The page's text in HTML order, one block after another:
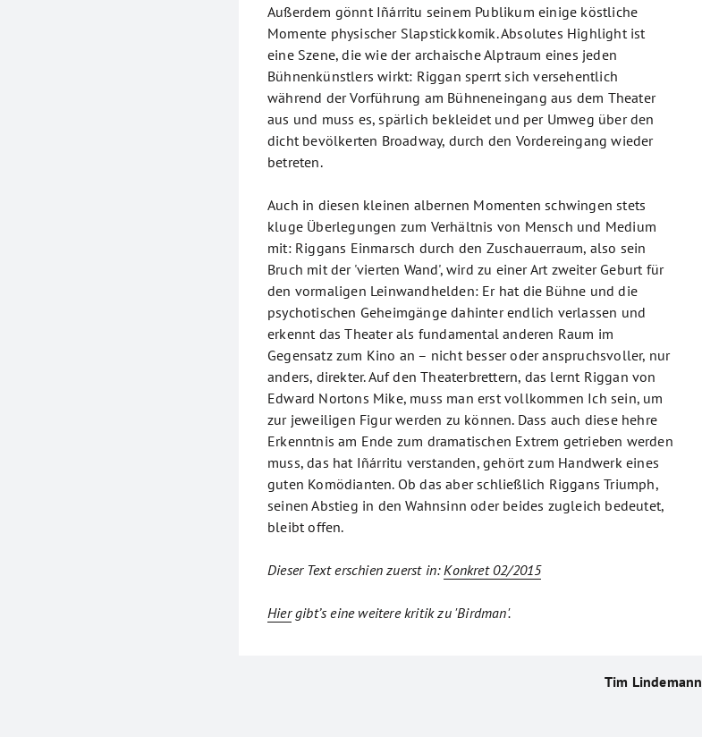
Außerdem gönnt Iñárritu seinem Publikum einige köstliche
Momente physischer Slapstickkomik. Absolutes Highlight ist
eine Szene, die wie der archaische Alptraum eines jeden
Bühnenkünstlers wirkt: Riggan sperrt sich versehentlich
während der Vorführung am Bühneneingang aus dem Theater
aus und muss es, spärlich bekleidet und per Umweg über den
dicht bevölkerten Broadway, durch den Vordereingang wieder
betreten.
Auch in diesen kleinen albernen Momenten schwingen stets
kluge Überlegungen zum Verhältnis von Mensch und Medium
mit: Riggans Einmarsch durch den Zuschauerraum, also sein
Bruch mit der 'vierten Wand', wird zu einer Art zweiter Geburt für
den vormaligen Leinwandhelden: Er hat die Bühne und die
psychotischen Geheimgänge dahinter endlich verlassen und
erkennt das Theater als fundamental anderen Raum im
Gegensatz zum Kino an – nicht besser oder anspruchsvoller, nur
anders, direkter. Auf den Theaterbrettern, das lernt Riggan von
Edward Nortons Mike, muss man erst vollkommen Ich sein, um
zur jeweiligen Figur werden zu können. Dass auch diese hehre
Erkenntnis am Ende zum dramatischen Extrem getrieben werden
muss, das hat Iñárritu verstanden, gehört zum Handwerk eines
guten Komödianten. Ob das aber schließlich Riggans Triumph,
seinen Abstieg in den Wahnsinn oder beides zugleich bedeutet,
bleibt offen.
Dieser Text erschien zuerst in:Konkret 02/2015
Hiergibt’s eine weitere kritik zu 'Birdman'.
Tim Lindemann